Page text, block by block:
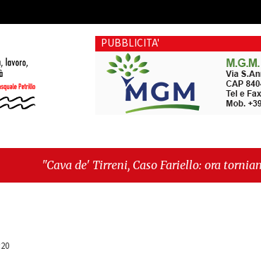
PUBBLICITA'
Caso Fariello: ora torniamo ai problemi veri"